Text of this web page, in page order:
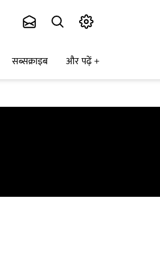
सब्सक्राइब और पढ़ें